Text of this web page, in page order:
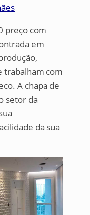
preço com
em
trabalham com
A chapa de
setor da
da sua